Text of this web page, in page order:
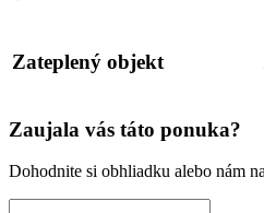
Zateplený objekt
Zaujala vás táto ponuka?
Dohodnite si obhliadku alebo nám